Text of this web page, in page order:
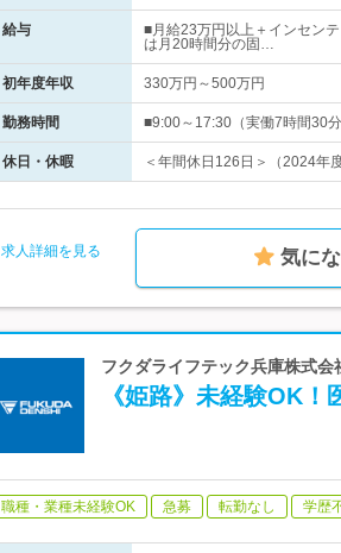
給与
■月給23万円以上＋インセン
は月20時間分の固…
初年度年収 330万円～500万円
勤務時間 ■9:00～17:30（実働7時間
休日・休暇 ＜年間休日126日＞（2024年
求人詳細を見る 気に
フクダライフテック兵庫株式会
《姫路》未経験OK
職種・業種未経験OK 急募 転勤なし 学歴